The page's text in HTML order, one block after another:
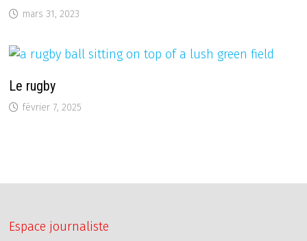
mars 31, 2023
Le rugby
février 7, 2025
Espace journaliste